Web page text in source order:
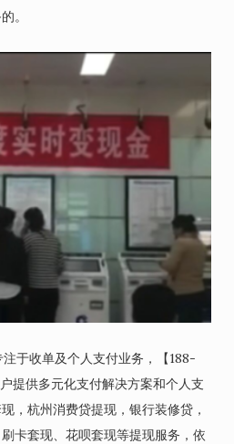
。
于收单及个人支付业务，【188-
提供多元化支付解决方案和个人支
，杭州消费贷提现，银行装修贷，
卡套现、花呗套现等提现服务，依